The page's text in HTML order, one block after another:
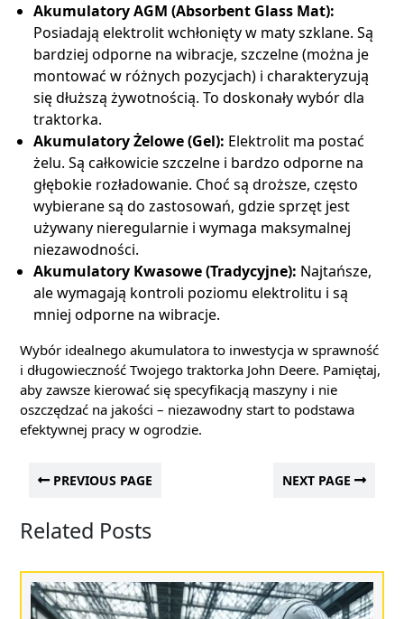
Akumulatory AGM (Absorbent Glass Mat):
Posiadają elektrolit wchłonięty w maty szklane. Są
bardziej odporne na wibracje, szczelne (można je
montować w różnych pozycjach) i charakteryzują
się dłuższą żywotnością. To doskonały wybór dla
traktorka.
Akumulatory Żelowe (Gel): Elektrolit ma postać
żelu. Są całkowicie szczelne i bardzo odporne na
głębokie rozładowanie. Choć są droższe, często
wybierane są do zastosowań, gdzie sprzęt jest
używany nieregularnie i wymaga maksymalnej
niezawodności.
Akumulatory Kwasowe (Tradycyjne): Najtańsze,
ale wymagają kontroli poziomu elektrolitu i są
mniej odporne na wibracje.
Wybór idealnego akumulatora to inwestycja w sprawność
i długowieczność Twojego traktorka John Deere. Pamiętaj,
aby zawsze kierować się specyfikacją maszyny i nie
oszczędzać na jakości – niezawodny start to podstawa
efektywnej pracy w ogrodzie.
PREVIOUS PAGE NEXT PAGE
Related Posts